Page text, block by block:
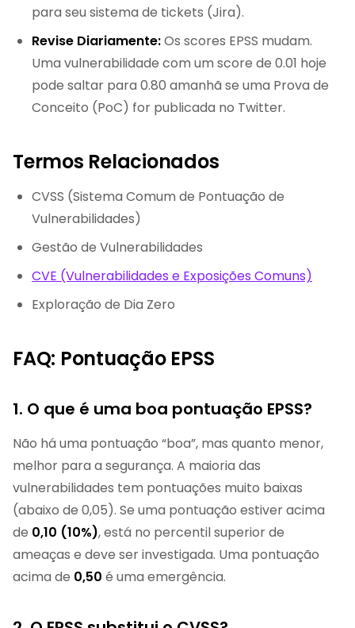
para seu sistema de tickets (Jira).
Revise Diariamente:Os scores EPSS mudam.
Uma vulnerabilidade com um score de 0.01 hoje
pode saltar para 0.80 amanhã se uma Prova de
Conceito (PoC) for publicada no Twitter.
Termos Relacionados
CVSS (Sistema Comum de Pontuação de
Vulnerabilidades)
Gestão de Vulnerabilidades
CVE (Vulnerabilidades e Exposições Comuns)
Exploração de Dia Zero
FAQ: Pontuação EPSS
1. O que é uma boa pontuação EPSS?
Não há uma pontuação “boa”, mas quanto menor,
melhor para a segurança. A maioria das
vulnerabilidades tem pontuações muito baixas
(abaixo de 0,05). Se uma pontuação estiver acima
de 0,10 (10%), está no percentil superior de
ameaças e deve ser investigada. Uma pontuação
acima de 0,50 é uma emergência.